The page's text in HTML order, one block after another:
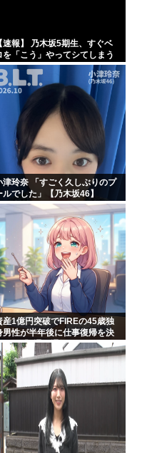
【速報】 乃木坂5期生、すぐベ
を「こう」やってシてしまう
ｗｗｗｗｗ
津玲奈 「すごく久しぶりのプ
ルでした」【乃木坂46】
産1億円突破でFIREの45歳独
男性が半年後に仕事復帰を決
した「1通の通知」